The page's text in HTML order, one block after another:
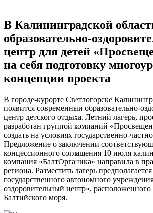
В Калининградской
образовательно-
центр для детей
на себя подготовку
концепции проекта
В городе-курорте Светлогорске
появится современный образовательно-
центр детского отдыха. Летний лагерь,
разработан группой компаний
создать на условиях государственно-
Предложение о заключении
концессионного соглашения 10 июля
компания «БалтОрганика» направила в
региона. Разместить лагерь предполагается
государственного автономного
оздоровительный центр»,
Балтийского моря.